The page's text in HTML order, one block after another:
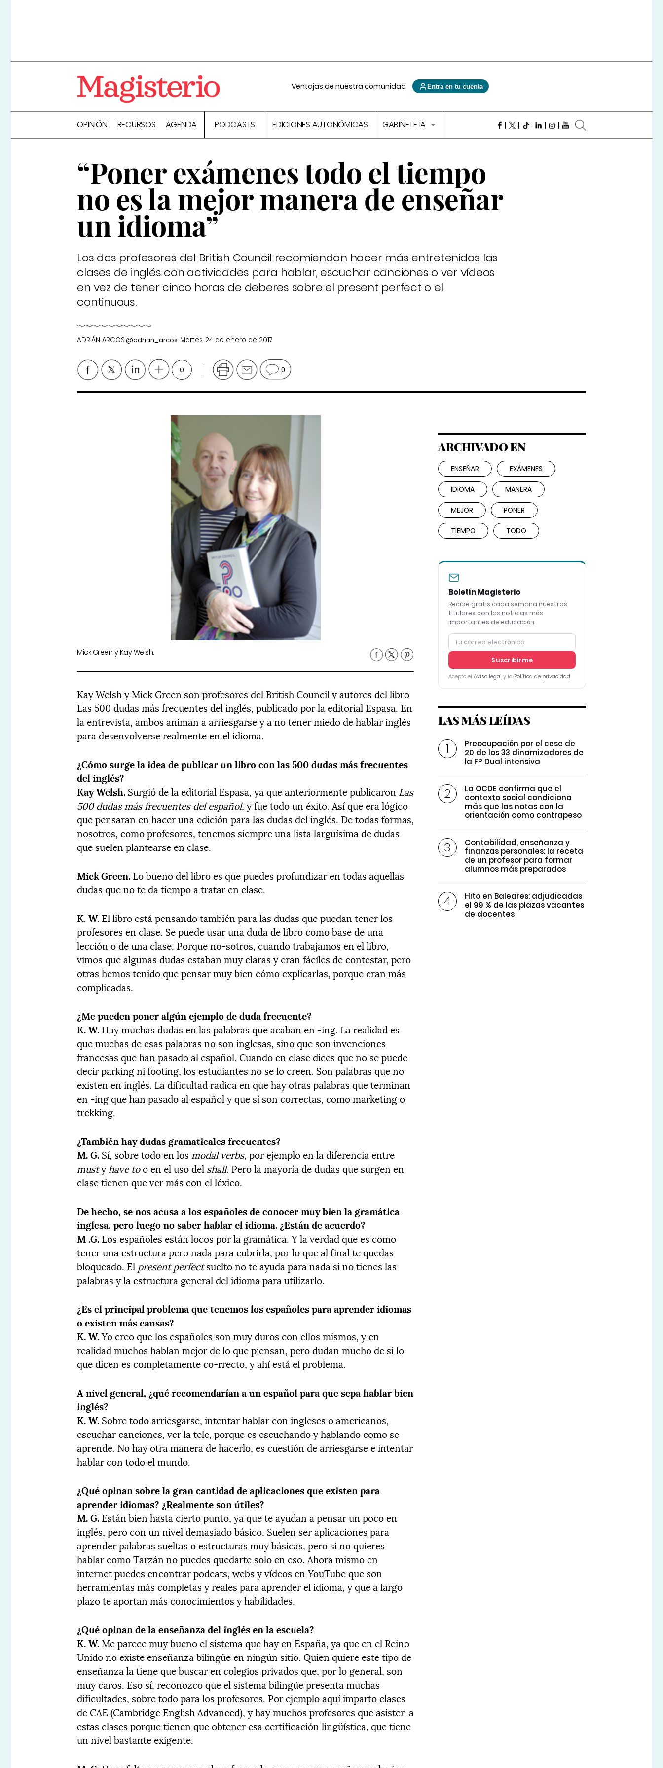
Ventajas de nuestra comunidad Entra en tu cuenta
OPINIÓN RECURSOS AGENDA PODCASTS EDICIONES AUTONÓMICAS GABINETE IA
“Poner exámenes todo el tiempo
no es la mejor manera de enseñar
un idioma”
Los dos profesores del British Council recomiendan hacer más entretenidas las
clases de inglés con actividades para hablar, escuchar canciones o ver vídeos
en vez de tener cinco horas de deberes sobre el present perfect o el
continuous.
ADRIÁN ARCOS@adrian_arcos Martes, 24 de enero de 2017
0 0
Mick Green y Kay Welsh.
Kay Welsh y Mick Green son profesores del British Council y autores del libro
Las 500 dudas más frecuentes del inglés, publicado por la editorial Espasa. En
la entrevista, ambos animan a arriesgarse y a no tener miedo de hablar inglés
para desenvolverse realmente en el idioma.
¿Cómo surge la idea de publicar un libro con las 500 dudas más frecuentes
del inglés?
Kay Welsh. Surgió de la editorial Espasa, ya que anteriormente publicaron Las
500 dudas más frecuentes del español, y fue todo un éxito. Así que era lógico
que pensaran en hacer una edición para las dudas del inglés. De todas formas,
nosotros, como profesores, tenemos siempre una lista larguísima de dudas
que suelen plantearse en clase.
Mick Green. Lo bueno del libro es que puedes profundizar en todas aquellas
dudas que no te da tiempo a tratar en clase.
K. W. El libro está pensando también para las dudas que puedan tener los
profesores en clase. Se puede usar una duda de libro como base de una
lección o de una clase. Porque no-sotros, cuando trabajamos en el libro,
vimos que algunas dudas estaban muy claras y eran fáciles de contestar, pero
otras hemos tenido que pensar muy bien cómo explicarlas, porque eran más
complicadas.
¿Me pueden poner algún ejemplo de duda frecuente?
K. W. Hay muchas dudas en las palabras que acaban en -ing. La realidad es
que muchas de esas palabras no son inglesas, sino que son invenciones
francesas que han pasado al español. Cuando en clase dices que no se puede
decir parking ni footing, los estudiantes no se lo creen. Son palabras que no
existen en inglés. La dificultad radica en que hay otras palabras que terminan
en -ing que han pasado al español y que sí son correctas, como marketing o
trekking.
¿También hay dudas gramaticales frecuentes?
M. G. Sí, sobre todo en los modal verbs, por ejemplo en la diferencia entre
mustyhave too en el uso del shall. Pero la mayoría de dudas que surgen en
clase tienen que ver más con el léxico.
De hecho, se nos acusa a los españoles de conocer muy bien la gramática
inglesa, pero luego no saber hablar el idioma. ¿Están de acuerdo?
M .G. Los españoles están locos por la gramática. Y la verdad que es como
tener una estructura pero nada para cubrirla, por lo que al final te quedas
bloqueado. El present perfectsuelto no te ayuda para nada si no tienes las
palabras y la estructura general del idioma para utilizarlo.
¿Es el principal problema que tenemos los españoles para aprender idiomas
o existen más causas?
K. W.Yo creo que los españoles son muy duros con ellos mismos, y en
realidad muchos hablan mejor de lo que piensan, pero dudan mucho de si lo
que dicen es completamente co-rrecto, y ahí está el problema.
A nivel general, ¿qué recomendarían a un español para que sepa hablar bien
inglés?
K. W. Sobre todo arriesgarse, intentar hablar con ingleses o americanos,
escuchar canciones, ver la tele, porque es escuchando y hablando como se
aprende. No hay otra manera de hacerlo, es cuestión de arriesgarse e intentar
hablar con todo el mundo.
¿Qué opinan sobre la gran cantidad de aplicaciones que existen para
aprender idiomas? ¿Realmente son útiles?
M. G. Están bien hasta cierto punto, ya que te ayudan a pensar un poco en
inglés, pero con un nivel demasiado básico. Suelen ser aplicaciones para
aprender palabras sueltas o estructuras muy básicas, pero si no quieres
hablar como Tarzán no puedes quedarte solo en eso. Ahora mismo en
internet puedes encontrar podcats, webs y vídeos en YouTube que son
herramientas más completas y reales para aprender el idioma, y que a largo
plazo te aportan más conocimientos y habilidades.
¿Qué opinan de la enseñanza del inglés en la escuela?
K. W.Me parece muy bueno el sistema que hay en España, ya que en el Reino
Unido no existe enseñanza bilingüe en ningún sitio. Quien quiere este tipo de
enseñanza la tiene que buscar en colegios privados que, por lo general, son
muy caros. Eso sí, reconozco que el sistema bilingüe presenta muchas
dificultades, sobre todo para los profesores. Por ejemplo aquí imparto clases
de CAE (Cambridge English Advanced), y hay muchos profesores que asisten a
estas clases porque tienen que obtener esa certificación lingüística, que tiene
un nivel bastante exigente.
ARCHIVADO EN
ENSEÑAR EXÁMENES
IDIOMA MANERA
MEJOR PONER
TIEMPO TODO
Boletín Magisterio
Recibe gratis cada semana nuestros
titulares con las noticias más
importantes de educación
Suscribirme
Acepto el Aviso legal y la Política de privacidad
LAS MÁS LEÍDAS
Preocupación por el cese de
20 de los 33 dinamizadores de
la FP Dual intensiva
La OCDE confirma que el
contexto social condiciona
más que las notas con la
orientación como contrapeso
Contabilidad, enseñanza y
finanzas personales: la receta
de un profesor para formar
alumnos más preparados
Hito en Baleares: adjudicadas
el 99 % de las plazas vacantes
de docentes